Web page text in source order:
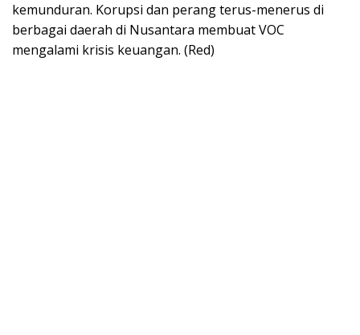
kemunduran. Korupsi dan perang terus-menerus di
berbagai daerah di Nusantara membuat VOC
mengalami krisis keuangan. (Red)